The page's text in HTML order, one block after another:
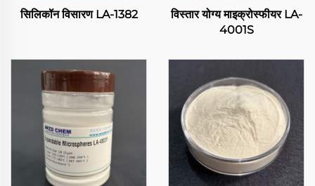
सिलिकॉन विसारण LA-1382
विस्तार योग्य माइक्रोस्फीयर LA-
4001S